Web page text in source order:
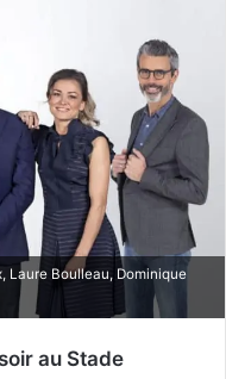
Laure Boulleau, Dominique
au Stade